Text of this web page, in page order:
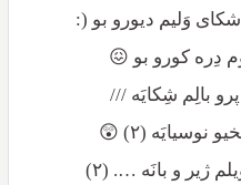
وَلیم دیورو بو (:
دِره کورو بو 😖
پرو بالِم شِکایَه ///
نوسیایَه (۲) 😲
ژیر و بانَه …. (۲)